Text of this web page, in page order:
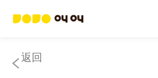
首页
返回